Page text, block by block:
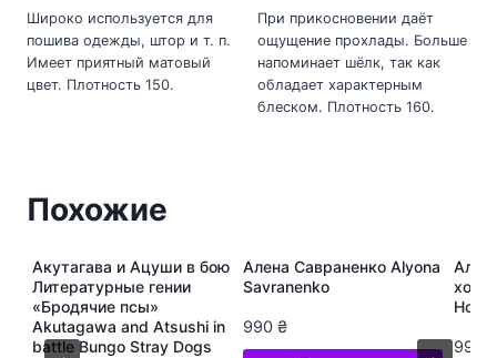
Широко используется для
пошива одежды, штор и т. п.
Имеет приятный матовый
цвет. Плотность 150.
При прикосновении даёт
ощущение прохлады. Больше
напоминает шёлк, так как
обладает характерным
блеском. Плотность 160.
Похожие
Акутагава и Ацуши в бою
Литературные гении
«Бродячие псы»
Akutagawa and Atsushi in
battle Bungo Stray Dogs
Алена Савраненко Alyona
Savranenko
990 ₴
хоп
Hop
990